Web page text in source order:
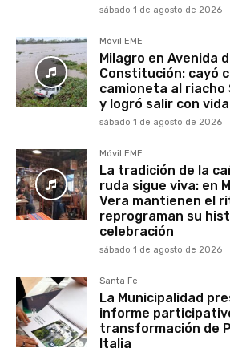
sábado 1 de agosto de 2026
Móvil EME
Milagro en Avenida
Constitución: cayó
camioneta al riacho
y logró salir con vida
sábado 1 de agosto de 2026
Móvil EME
La tradición de la
ruda sigue viva: en
Vera mantienen el
reprograman su
celebración
sábado 1 de agosto de 2026
Santa Fe
La Municipalidad
informe
transformación de
Italia